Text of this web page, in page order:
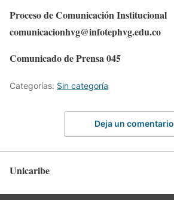
Proceso de Comunicación Institucional
comunicacionhvg@infotephvg.edu.co
Comunicado de Prensa 045
Categorías: Sin categoría
Deja un comentario
Unicaribe